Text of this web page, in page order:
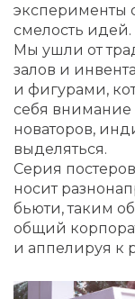
эксперименты
смелость идей.
Мы ушли от
залов и
и фигурами,
себя внимание
новаторов,
выделяться.
Серия
носит
бьюти, таким
общий
и аппелируя к